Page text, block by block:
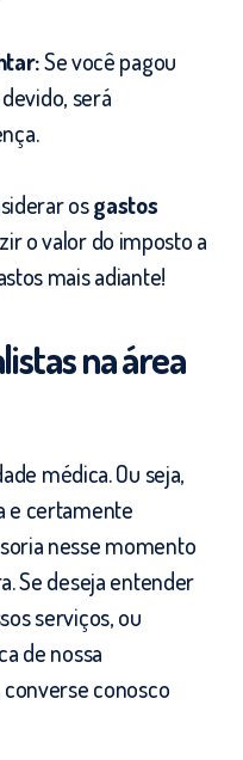
Se você pagou
será
osgastos
o valor do imposto a
mais adiante!
na área
médica. Ou seja,
e certamente
nesse momento
Se deseja entender
serviços, ou
de nossa
conosco